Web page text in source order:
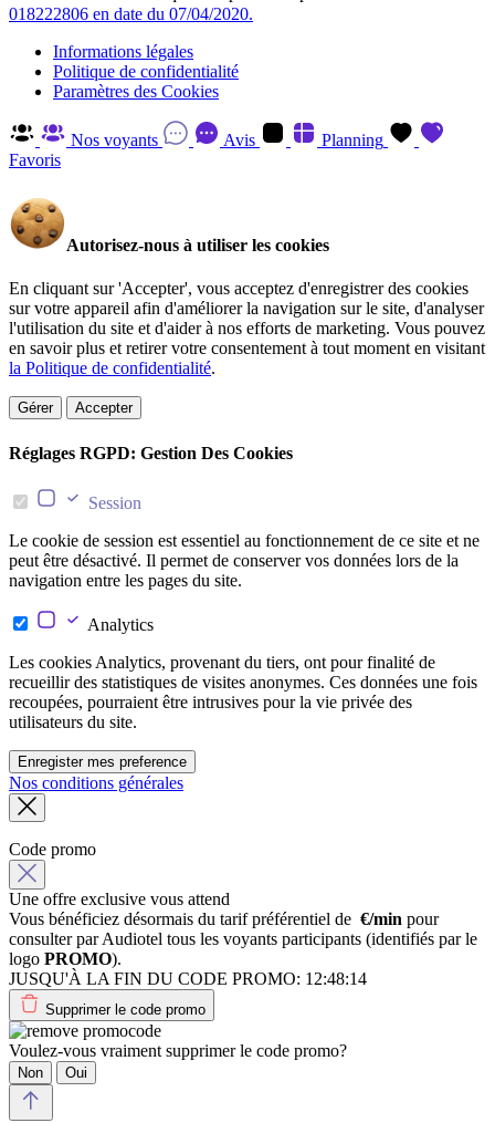
018222806 en date du 07/04/2020.
Informations légales
Politique de confidentialité
Paramètres des Cookies
Nos voyants Avis
Planning
Favoris
Autorisez-nous à utiliser les cookies
En cliquant sur 'Accepter', vous acceptez d'enregistrer des cookies
sur votre appareil afin d'améliorer la navigation sur le site, d'analyser
l'utilisation du site et d'aider à nos efforts de marketing. Vous pouvez
en savoir plus et retirer votre consentement à tout moment en visitant
la Politique de confidentialité.
Gérer Accepter
Réglages RGPD: Gestion Des Cookies
Session
Le cookie de session est essentiel au fonctionnement de ce site et ne
peut être désactivé. Il permet de conserver vos données lors de la
navigation entre les pages du site.
Analytics
Les cookies Analytics, provenant du tiers, ont pour finalité de
recueillir des statistiques de visites anonymes. Ces données une fois
recoupées, pourraient être intrusives pour la vie privée des
utilisateurs du site.
Enregister mes preference
Nos conditions générales
Code promo
Une offre exclusive vous attend
Vous bénéficiez désormais du tarif préférentiel de €/min pour
consulter par Audiotel tous les voyants participants (identifiés par le
logo PROMO).
JUSQU'À LA FIN DU CODE PROMO: 12:48:14
Supprimer le code promo
Voulez-vous vraiment supprimer le code promo?
Non Oui